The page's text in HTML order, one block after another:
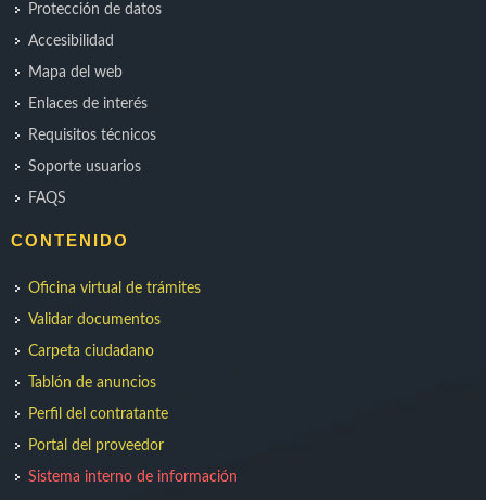
Protección de datos
Accesibilidad
Mapa del web
Enlaces de interés
Requisitos técnicos
Soporte usuarios
FAQS
CONTENIDO
Oficina virtual de trámites
Validar documentos
Carpeta ciudadano
Tablón de anuncios
Perfil del contratante
Portal del proveedor
Sistema interno de información